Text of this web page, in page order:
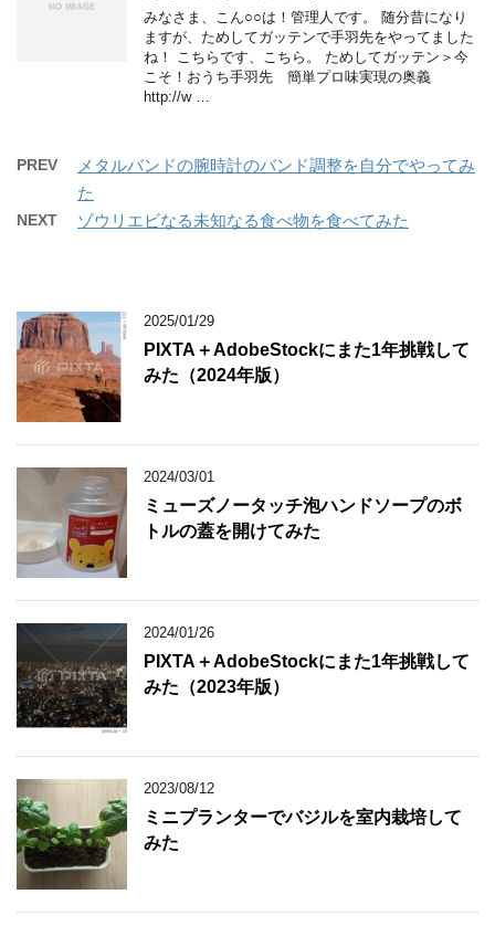
みなさま、こん○○は！管理人です。 随分昔になり
ますが、ためしてガッテンで手羽先をやってました
ね！ こちらです、こちら。 ためしてガッテン＞今
こそ！おうち手羽先 簡単プロ味実現の奥義
http://w …
PREV
メタルバンドの腕時計のバンド調整を自分でやってみ
た
NEXT ゾウリエビなる未知なる食べ物を食べてみた
2025/01/29
PIXTA＋AdobeStockにまた1年挑戦して
みた（2024年版）
2024/03/01
ミューズノータッチ泡ハンドソープのボ
トルの蓋を開けてみた
2024/01/26
PIXTA＋AdobeStockにまた1年挑戦して
みた（2023年版）
2023/08/12
ミニプランターでバジルを室内栽培して
みた